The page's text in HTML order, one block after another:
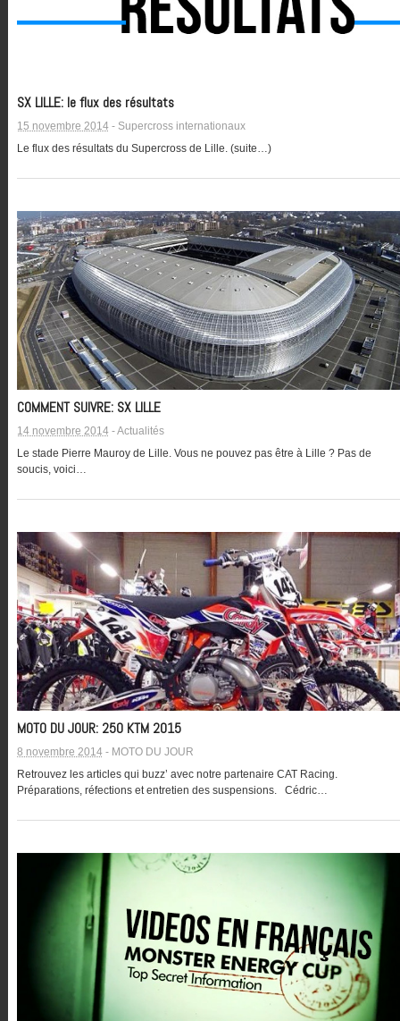
SX LILLE: le flux des résultats
15 novembre 2014 - Supercross internationaux
Le flux des résultats du Supercross de Lille. (suite…)
COMMENT SUIVRE: SX LILLE
14 novembre 2014 -Actualités
Le stade Pierre Mauroy de Lille. Vous ne pouvez pas être à Lille ? Pas de
soucis, voici…
MOTO DU JOUR: 250 KTM 2015
8 novembre 2014 - MOTO DU JOUR
Retrouvez les articles qui buzz’ avec notre partenaire CAT Racing.
Préparations, réfections et entretien des suspensions. Cédric…